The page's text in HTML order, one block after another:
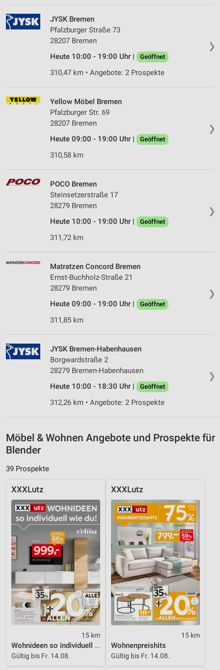
❯
JYSK Bremen
Pfalzburger Straße 73
28207 Bremen
Heute 10:00 - 19:00 Uhr |
Geöffnet
310,47 km • Angebote: 2 Prospekte
❯
Yellow Möbel Bremen
Pfalzburger Str. 69
28207 Bremen
Heute 09:00 - 19:00 Uhr |
Geöffnet
310,58 km
❯
POCO Bremen
Steinsetzerstraße 17
28279 Bremen
Heute 10:00 - 19:00 Uhr |
Geöffnet
311,72 km
❯
Matratzen Concord Bremen
Ernst-Buchholz-Straße 21
28279 Bremen
Heute 09:00 - 19:00 Uhr |
Geöffnet
311,85 km
❯
JYSK Bremen-Habenhausen
Borgwardstraße 2
28279 Bremen-Habenhausen
Heute 10:00 - 18:30 Uhr |
Geöffnet
312,26 km • Angebote: 2 Prospekte
Möbel & Wohnen Angebote und Prospekte für
Blender
39 Prospekte
XXXLutz
15 km
Wohnideen so individuell wie du!
Gültig bis Fr. 14.08.
XXXLutz
15 km
Wohnenpreishits
Gültig bis Fr. 14.08.